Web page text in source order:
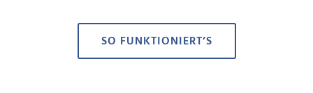
SO FUNKTIONIERT’S